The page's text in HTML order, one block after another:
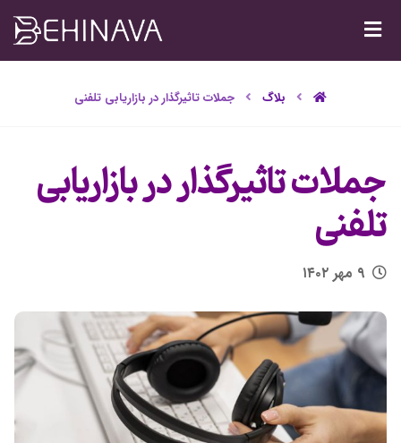
بلاگ جملات تاثیرگذار در بازاریابی تلفنی
جملات تاثیرگذار در بازاریابی
تلفنی
۹ مهر ۱۴۰۲